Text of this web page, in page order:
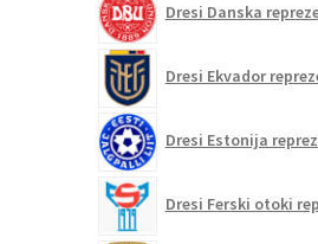
Dresi Danska
Dresi Ekvador
Dresi Estonija
Dresi Ferski otoki